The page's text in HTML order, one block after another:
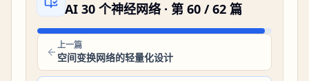
AI 30 个神经网络 · 第 60 /62 篇
上一篇
空间变换网络的轻量化设计